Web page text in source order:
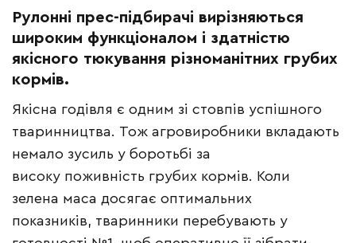
Рулонні прес-підбирачі вирізняються
широким функціоналом і здатністю
якісного тюкування різноманітних грубих
кормів.
Якісна годівля є одним зі стовпів успішного
тваринництва. Тож агровиробники вкладають
немало зусиль у боротьбі за
високу поживність грубих кормів. Коли
зелена маса досягає оптимальних
показників, тваринники перебувають у